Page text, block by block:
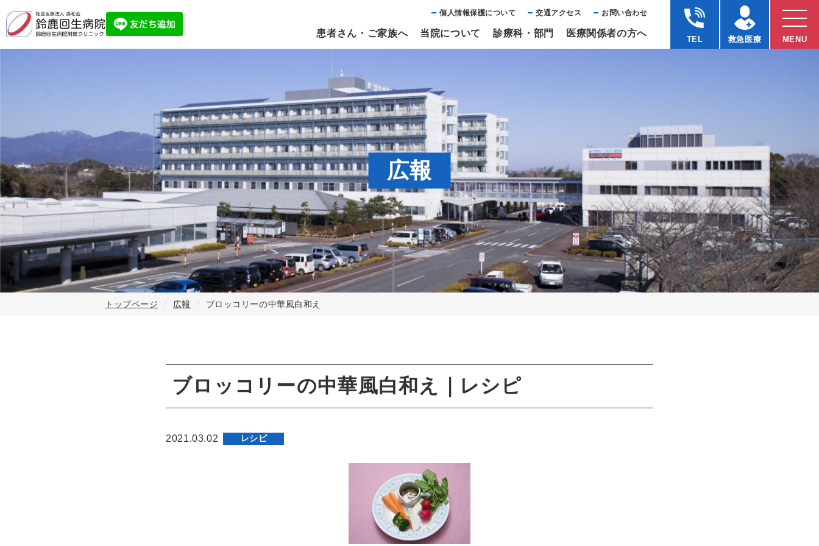
個⼈情報保護について 交通アクセス お問い合わせ
患者さん・ご家族へ 当院について 診療科・部⾨ 医療関係者の⽅へ
TEL 救急医療 MENU
広報
トップページ 広報 ブロッコリーの中華風白和え
ブロッコリーの中華風白和え｜レシピ
2021.03.02 レシピ